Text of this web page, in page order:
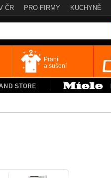
ČR PRO FIRMY KUCHYNĚ
Praní
a sušení